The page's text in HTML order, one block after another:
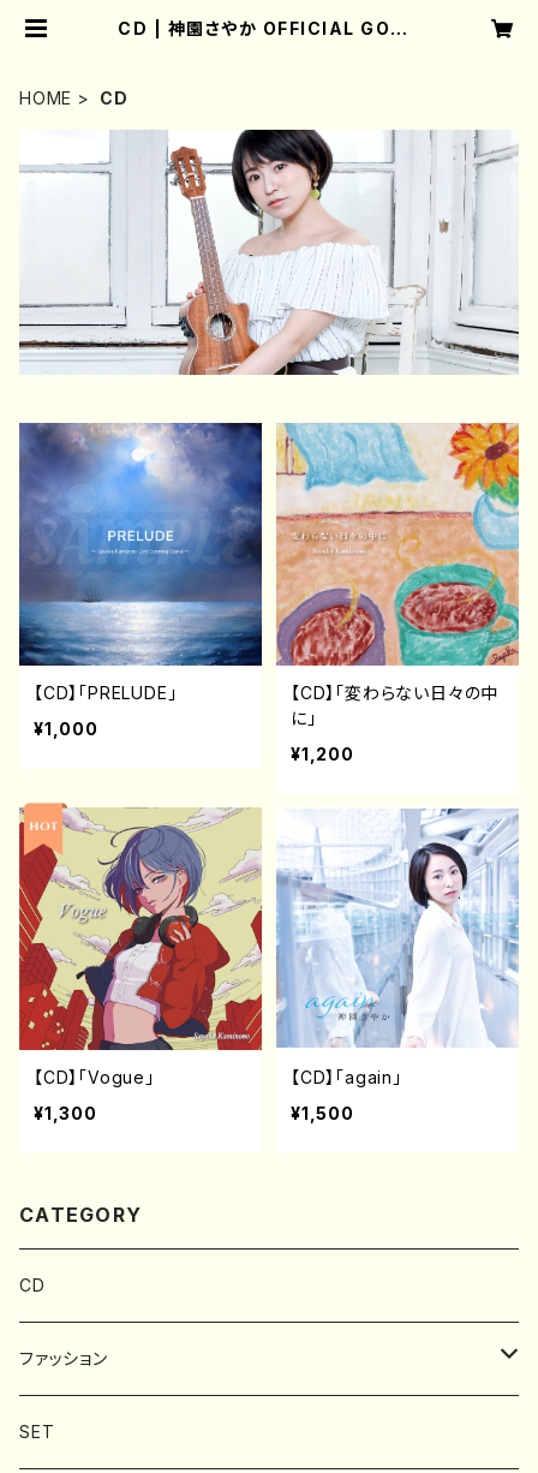
CD | 神園さやか OFFICIAL GOOD
HOME CD
【CD】「PRELUDE」
¥1,000
【CD】「変わらない日々の中
に」
¥1,200
【CD】「Vogue」
¥1,300
【CD】「again」
¥1,500
CATEGORY
CD
ファッション
BAG
SET